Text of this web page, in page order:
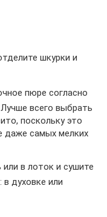
шкурки и
пюре согласно
всего выбрать
поскольку это
даже самых мелких
в лоток и сушите
духовке или